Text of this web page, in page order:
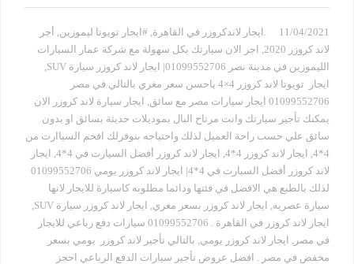
11/04/2021 .ايجار لاندكروزر في القاهرة, #ايجار تويوتا ليموزين, أجر
لاند كروزر 2020
, اجر الان سيارتك بكل سهولة مع شركة عمار السيارات
الليموزين في مدينة نصر 01099552706| ايجار لاند كروزر سيارة SUV
,
ايجار تويوتا لاند كروزر 4×4 باحسن سعر مغري بالتالي في مصر
01099552706 ايجار سيارات مصر مع سائق
, ايجار سيارة لاند كروزر الان
يمكنك تأجير سيارتك وانت مرتاح البال بموديلات حديثة بسائق او بدون
سائق علي حسب راحة العميل لذلك واحتياجه بنوفرلك افخم السياارت من
4*4
, ايجار لاند كروزر 4*4 , ايجار لاند كروزر أفضل السيارت في 4*4 , ايجار
لاند كروزر أفضل السيارت في 4*4| ايجار لاند كروزر يومي 01099552706
لذلك بالطبع هي الافضل في فئتها ودائما مطلوبه كاسيارة للايجار لانها
سيارة عصريه, ايجار لاند كروزر بسعر مغري, ايجار لاند كروزر سيارة SUV
,
ايجار لاند كروزر في القاهرة . 01099552706 سيارات دفع رباعي للايجار
في مصر , ايجار لاند كروزر يومي, بالتالي تأجير لاند كروزر يومي بسعر
مخفض في مصر . افضل عروض تأجير سيارات الدفع الرباعي احجز